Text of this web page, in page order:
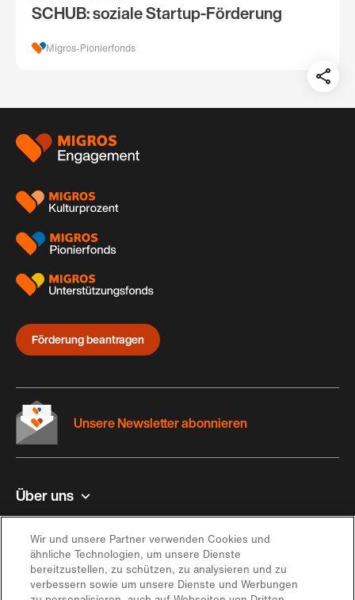
SCHUB: soziale Startup-Förderung
Migros-Pionierfonds
auf:
Footer
Förderung beantragen
Über uns
Kontakt und Hilfe
Inspiration
Unsere Newsletter abonnieren
Wir und unsere Partner verwenden Cookies und
ähnliche Technologien, um unsere Dienste
bereitzustellen, zu schützen, zu analysieren und zu
verbessern sowie um unsere Dienste und Werbungen